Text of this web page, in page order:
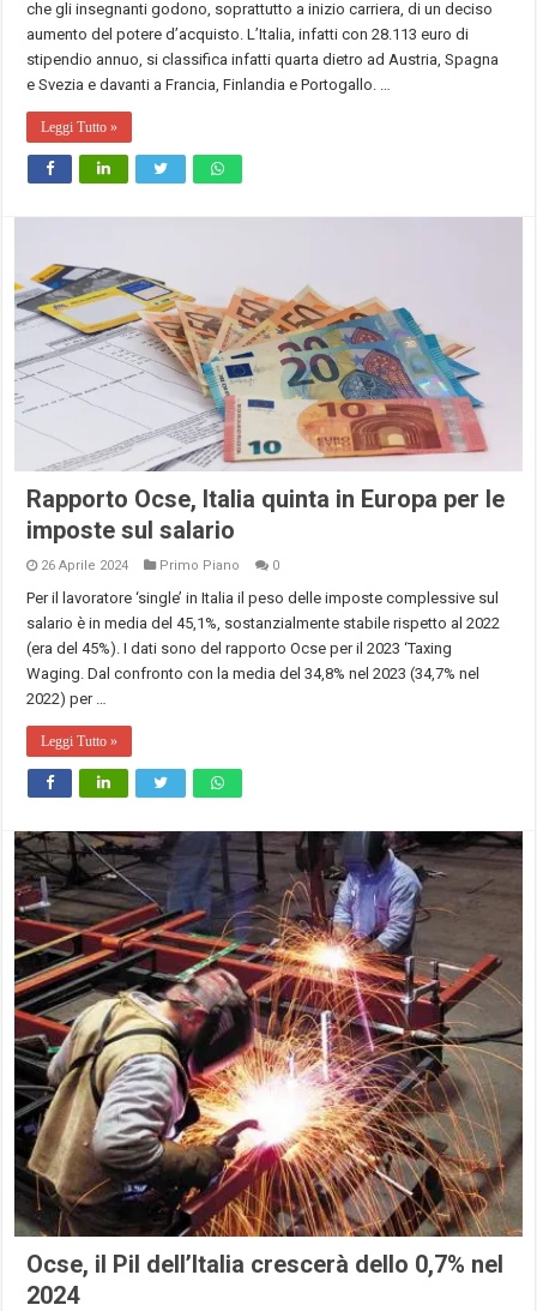
che gli insegnanti godono, soprattutto a inizio carriera, di un deciso
aumento del potere d’acquisto. L’Italia, infatti con 28.113 euro di
stipendio annuo, si classifica infatti quarta dietro ad Austria, Spagna
e Svezia e davanti a Francia, Finlandia e Portogallo. …
Leggi Tutto »
Rapporto Ocse, Italia quinta in Europa per le
imposte sul salario
26 Aprile 2024 Primo Piano 0
Per il lavoratore ‘single’ in Italia il peso delle imposte complessive sul
salario è in media del 45,1%, sostanzialmente stabile rispetto al 2022
(era del 45%). I dati sono del rapporto Ocse per il 2023 ‘Taxing
Waging. Dal confronto con la media del 34,8% nel 2023 (34,7% nel
2022) per …
Leggi Tutto »
Ocse, il Pil dell’Italia crescerà dello 0,7% nel
2024